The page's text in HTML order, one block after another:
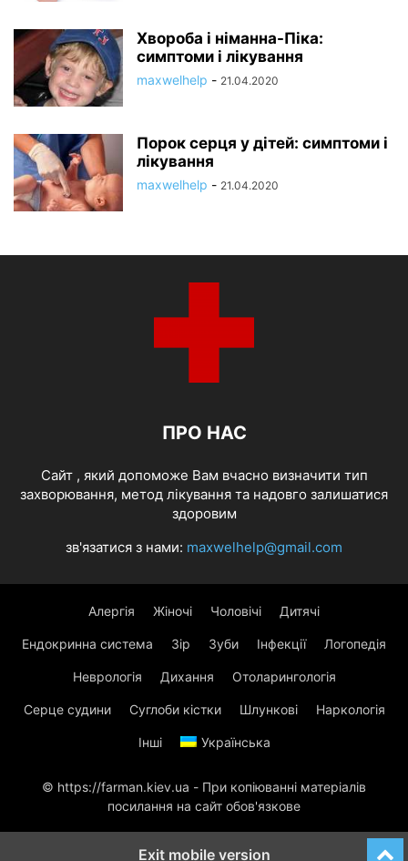
Хвороба і німанна-Піка:
симптоми і лікування
maxwelhelp - 21.04.2020
Порок серця у дітей: симптоми і
лікування
maxwelhelp - 21.04.2020
ПРО НАС
Cайт , який допоможе Вам вчасно визначити тип
захворювання, метод лікування та надовго залишатися
здоровим
зв'язатися з нами: maxwelhelp@gmail.com
Алергія Жіночі Чоловічі Дитячі
Ендокринна система Зір Зуби Інфекції Логопедія
Неврологія Дихання Отоларингологія
Серце судини Суглоби кістки Шлункові Наркологія
Інші Українська
© https://farman.kiev.ua - При копіюванні матеріалів
посилання на сайт обов'язкове
Exit mobile version